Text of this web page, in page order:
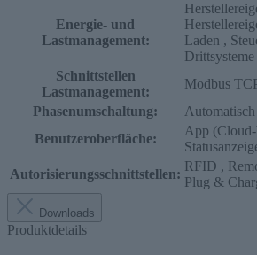
Energie- und
Lastmanagement:
Laden ,
Drittsysteme
Schnittstellen
Lastmanagement:
Modbus
Phasenumschaltung:
Automatisch
Benutzeroberfläche:
App
Autorisierungsschnittstellen:
RFID ,
Plug &
Downloads
Produktdetails